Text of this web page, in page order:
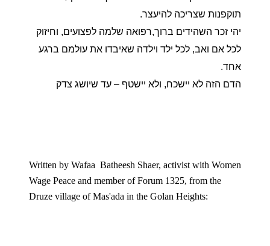
תוקפנות שצריכה להיעצר.
יהי זכר השהידים ברוך,רפואה שלמה לפצועים, וחיזוק
לכל אם ואב, לכל ילד וילדה שאיבדו את עולמם ברגע
אחד.
הדם הזה לא יישכח, ולא יישטף – עד שיושג צדק
Written by Wafaa  Batheesh Shaer, activist with Women
Wage Peace and member of Forum 1325, from the
Druze village of Mas'ada in the Golan Heights: